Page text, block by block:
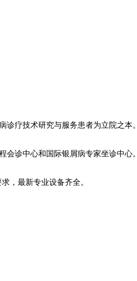
疗技术研究与服务患者为立院之本。
诊中心和国际银屑病专家坐诊中心。
，最新专业设备齐全。